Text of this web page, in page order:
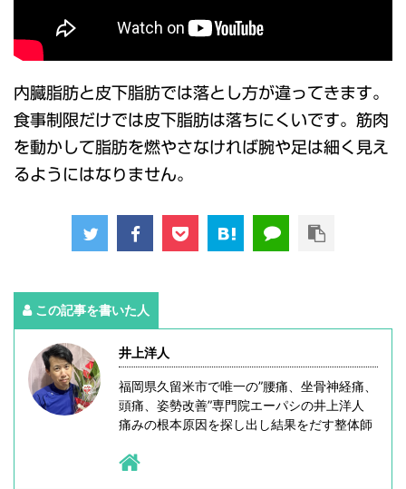
内臓脂肪と皮下脂肪では落とし方が違ってきます。
食事制限だけでは皮下脂肪は落ちにくいです。筋肉
を動かして脂肪を燃やさなければ腕や足は細く見え
るようにはなりません。
この記事を書いた人
井上洋人
福岡県久留米市で唯一の”腰痛、坐骨神経痛、
頭痛、姿勢改善”専門院エーパシの井上洋人
痛みの根本原因を探し出し結果をだす整体師